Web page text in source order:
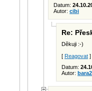
Datum:
Autor: cibi
Re:
Děkuji :-)
[ Reagovat ]
Datum:
Autor: bara2